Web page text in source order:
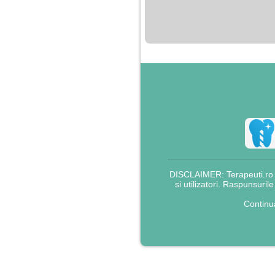
pentru bani.
DISCLAIMER:
si utilizatori.